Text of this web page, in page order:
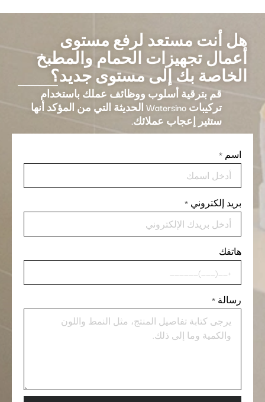
هل أنت مستعد لرفع مستوى
أعمال تجهيزات الحمام والمطبخ
الخاصة بك إلى مستوى جديد؟
قم بترقية أسلوب ووظائف عملك باستخدام
تركيبات Watersino الحديثة التي من المؤكد أنها
ستثير إعجاب عملائك.
اسم *
بريد إلكتروني *
هاتفك
رسالة *